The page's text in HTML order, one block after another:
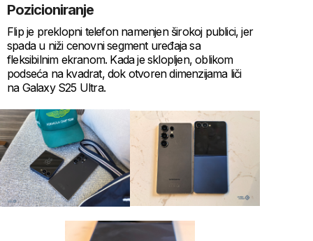
Pozicioniranje
Flip je preklopni telefon namenjen širokoj publici, jer
spada u niži cenovni segment uređaja sa
fleksibilnim ekranom. Kada je sklopljen, oblikom
podseća na kvadrat, dok otvoren dimenzijama liči
na Galaxy S25 Ultra.